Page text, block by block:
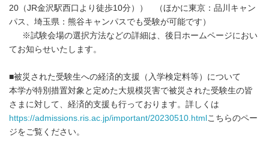
20（JR金沢駅西口より徒歩10分）） （ほかに東京：品川キャン
パス、埼玉県：熊谷キャンパスでも受験が可能です）
※試験会場の選択方法などの詳細は、後日ホームページにおい
てお知らせいたします。
■被災された受験生への経済的支援（入学検定料等）について
本学が特別措置対象と定めた大規模災害で被災された受験生の皆
さまに対して、経済的支援も行っております。詳しくは
https://admissions.ris.ac.jp/important/20230510.htmlこちらのペー
ジをご覧ください。